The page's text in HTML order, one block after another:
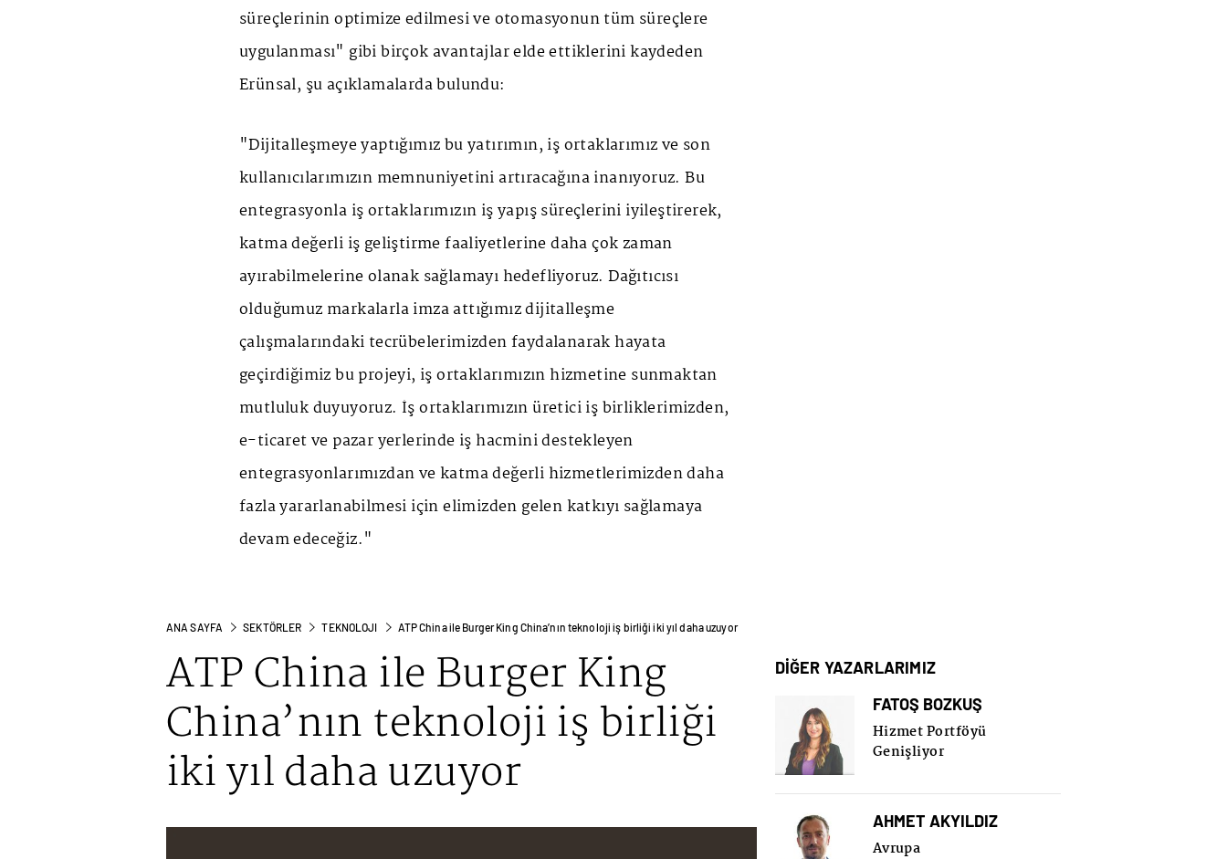
süreçlerinin optimize edilmesi ve otomasyonun tüm süreçlere
uygulanması" gibi birçok avantajlar elde ettiklerini kaydeden
Erünsal, şu açıklamalarda bulundu:
"Dijitalleşmeye yaptığımız bu yatırımın, iş ortaklarımız ve son
kullanıcılarımızın memnuniyetini artıracağına inanıyoruz. Bu
entegrasyonla iş ortaklarımızın iş yapış süreçlerini iyileştirerek,
katma değerli iş geliştirme faaliyetlerine daha çok zaman
ayırabilmelerine olanak sağlamayı hedefliyoruz. Dağıtıcısı
olduğumuz markalarla imza attığımız dijitalleşme
çalışmalarındaki tecrübelerimizden faydalanarak hayata
geçirdiğimiz bu projeyi, iş ortaklarımızın hizmetine sunmaktan
mutluluk duyuyoruz. İş ortaklarımızın üretici iş birliklerimizden,
e-ticaret ve pazar yerlerinde iş hacmini destekleyen
entegrasyonlarımızdan ve katma değerli hizmetlerimizden daha
fazla yararlanabilmesi için elimizden gelen katkıyı sağlamaya
devam edeceğiz."
ANA SAYFA SEKTÖRLER TEKNOLOJI ATP China ile Burger King China’nın teknoloji iş birliği iki yıl daha uzuyor
ATP China ile Burger King
China’nın teknoloji iş birliği
iki yıl daha uzuyor
DİĞER YAZARLARIMIZ
FATOŞ BOZKUŞ
Hizmet Portföyü
Genişliyor
AHMET AKYILDIZ
Avrupa